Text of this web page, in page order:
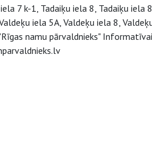
7 k-1, Tadaiķu iela 8, Tadaiķu iela
iela 5A, Valdeķu iela 8,
namu pārvaldnieks"